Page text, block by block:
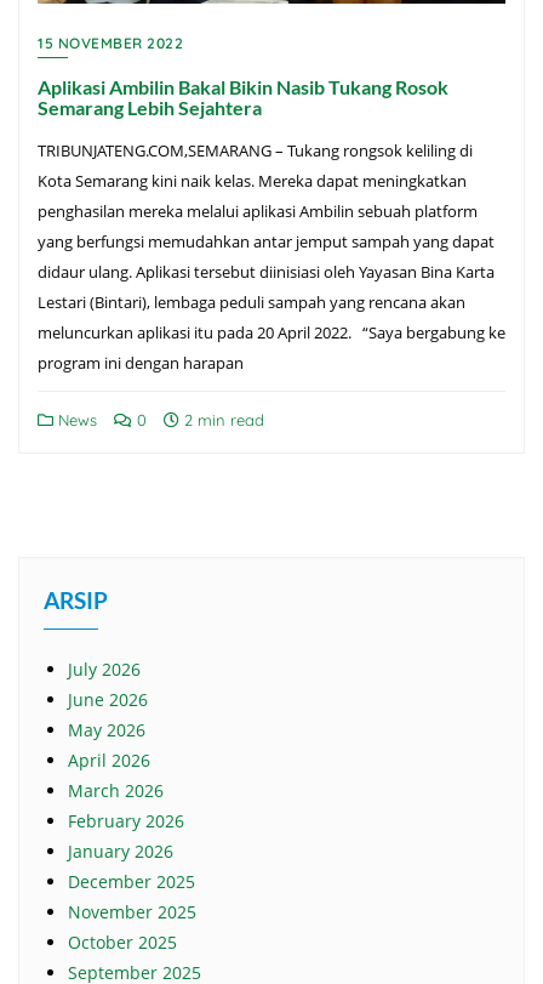
15 NOVEMBER 2022
Aplikasi Ambilin Bakal Bikin Nasib Tukang Rosok
Semarang Lebih Sejahtera
TRIBUNJATENG.COM,SEMARANG – Tukang rongsok keliling di
Kota Semarang kini naik kelas. Mereka dapat meningkatkan
penghasilan mereka melalui aplikasi Ambilin sebuah platform
yang berfungsi memudahkan antar jemput sampah yang dapat
didaur ulang. Aplikasi tersebut diinisiasi oleh Yayasan Bina Karta
Lestari (Bintari), lembaga peduli sampah yang rencana akan
meluncurkan aplikasi itu pada 20 April 2022. “Saya bergabung ke
program ini dengan harapan
News 0 2 min read
ARSIP
July 2026
June 2026
May 2026
April 2026
March 2026
February 2026
January 2026
December 2025
November 2025
October 2025
September 2025